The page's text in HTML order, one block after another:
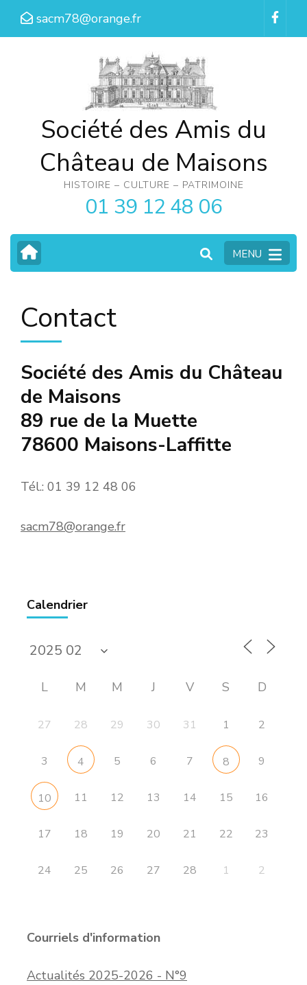
Aller
sacm78@orange.fr
Société des Amis du
Château de Maisons
HISTOIRE – CULTURE – PATRIMOINE
01 39 12 48 06
MENU
Contact
Société des Amis du Château
de Maisons
89 rue de la Muette
78600 Maisons-Laffitte
Tél.: 01 39 12 48 06
sacm78@orange.fr
Calendrier
L M M J V S D
27 28 29 30 31 1 2
3 4 5 6 7 8 9
10 11 12 13 14 15 16
17 18 19 20 21 22 23
24 25 26 27 28 1 2
Courriels d'information
Actualités 2025-2026 - N°9